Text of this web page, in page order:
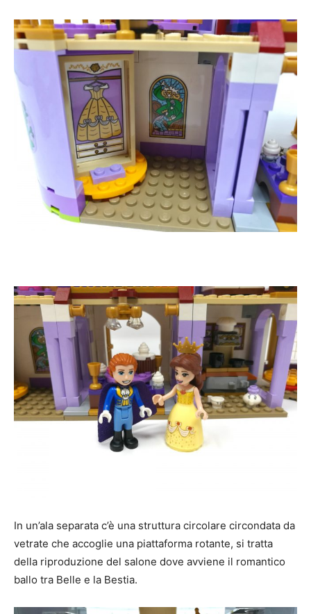
In un’ala separata c’è una struttura circolare circondata da
vetrate che accoglie una piattaforma rotante, si tratta
della riproduzione del salone dove avviene il romantico
ballo tra Belle e la Bestia.